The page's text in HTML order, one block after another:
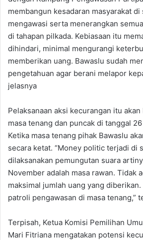
membangun kesadaran masyarakat
mengawasi serta menerangkan
di tahapan pilkada. Kebiasaan itu
dihindari, minimal mengurangi
memberikan uang. Bawaslu sudah
pengetahuan agar berani melapor
jelasnya
Pelaksanaan aksi kecurangan itu
masa tenang dan puncak di tanggal
Ketika masa tenang pihak Bawaslu
secara ketat. “Money politic terjadi di
dilaksanakan pemungutan suara
November adalah masa rawan. Tidak
maksimal jumlah uang yang
patroli pengawasan di masa tenang,”
Terpisah, Ketua Komisi Pemilihan
Mari Fitriana mengatakan potensi